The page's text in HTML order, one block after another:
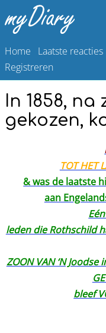
Home Laatste reacties
Registreren
In 1858,
gekozen,
TOT HET
& was de laatste
aan
leden die Rothschild
ZOON VAN ‘N Joodse
bleef